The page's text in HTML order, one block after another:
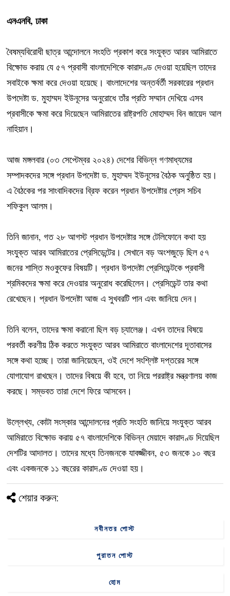
এনএনবি, ঢাকা
বৈষম্যবিরোধী ছাত্র আন্দোলনে সংহতি প্রকাশ করে সংযুক্ত আরব আমিরাতে
বিক্ষোভ করায় যে ৫৭ প্রবাসী বাংলাদেশিকে কারাদণ্ড দেওয়া হয়েছিল তাদের
সবাইকে ক্ষমা করে দেওয়া হয়েছে। বাংলাদেশের অন্তর্বর্তী সরকারের প্রধান
উপদেষ্টা ড. মুহাম্মদ ইউনূসের অনুরোধে তাঁর প্রতি সম্মান দেখিয়ে এসব
প্রবাসীকে ক্ষমা করে দিয়েছেন আমিরাতের রাষ্ট্রপতি মোহাম্মদ বিন জায়েদ আল
নাহিয়ান।
আজ মঙ্গলবার (০৩ সেপ্টেম্বর ২০২৪) দেশের বিভিন্ন গণমাধ্যমের
সম্পাদকদের সঙ্গে প্রধান উপদেষ্টা ড. মুহাম্মদ ইউনূসের বৈঠক অনুষ্ঠিত হয়।
এ বৈঠকের পর সাংবাদিকদের ব্রিফ করেন প্রধান উপদেষ্টার প্রেস সচিব
শফিকুল আলম।
তিনি জানান, গত ২৮ আগস্ট প্রধান উপদেষ্টার সঙ্গে টেলিফোনে কথা হয়
সংযুক্ত আরব আমিরাতের প্রেসিডেন্টের। সেখানে বড় অংশজুড়ে ছিল ৫৭
জনের শাস্তি মওকুফের বিষয়টি। প্রধান উপদেষ্টা প্রেসিডেন্টকে প্রবাসী
শ্রমিকদের ক্ষমা করে দেওয়ার অনুরোধ করেছিলেন। প্রেসিডেন্ট তার কথা
রেখেছেন। প্রধান উপদেষ্টা আজ এ সুখবরটি পান এবং জানিয়ে দেন।
তিনি বলেন, তাদের ক্ষমা করানো ছিল বড় চ্যালেঞ্জ। এখন তাদের বিষয়ে
পরবর্তী করণীয় ঠিক করতে সংযুক্ত আরব আমিরাতে বাংলাদেশের দূতাবাসের
সঙ্গে কথা হচ্ছে। তারা জানিয়েছেন, ওই দেশে সংশ্লিষ্ট দপ্তরের সঙ্গে
যোগাযোগ রাখছেন। তাদের বিষয়ে কী হবে, তা নিয়ে পররাষ্ট্র মন্ত্রণালয় কাজ
করছে। সম্ভবত তারা দেশে ফিরে আসবেন।
উল্লেখ্য, কোটা সংস্কার আন্দোলনের প্রতি সংহতি জানিয়ে সংযুক্ত আরব
আমিরাতে বিক্ষোভ করায় ৫৭ বাংলাদেশিকে বিভিন্ন মেয়াদে কারাদণ্ড দিয়েছিল
দেশটির আদালত। তাদের মধ্যে তিনজনকে যাবজ্জীবন, ৫৩ জনকে ১০ বছর
এবং একজনকে ১১ বছরের কারাদণ্ড দেওয়া হয়।
শেয়ার করুন:
নবীনতর পোস্ট
পুরাতন পোস্ট
হোম